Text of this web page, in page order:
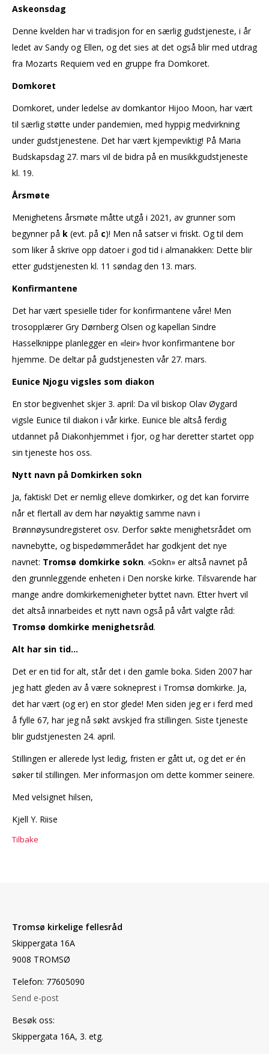
Askeonsdag
Denne kvelden har vi tradisjon for en særlig gudstjeneste, i år
ledet av Sandy og Ellen, og det sies at det også blir med utdrag
fra Mozarts Requiem ved en gruppe fra Domkoret.
Domkoret
Domkoret, under ledelse av domkantor Hijoo Moon, har vært
til særlig støtte under pandemien, med hyppig medvirkning
under gudstjenestene. Det har vært kjempeviktig! På Maria
Budskapsdag 27. mars vil de bidra på en musikkgudstjeneste
kl. 19.
Årsmøte
Menighetens årsmøte måtte utgå i 2021, av grunner som
begynner på k (evt. på c)! Men nå satser vi friskt. Og til dem
som liker å skrive opp datoer i god tid i almanakken: Dette blir
etter gudstjenesten kl. 11 søndag den 13. mars.
Konfirmantene
Det har vært spesielle tider for konfirmantene våre! Men
trosopplærer Gry Dørnberg Olsen og kapellan Sindre
Hasselknippe planlegger en «leir» hvor konfirmantene bor
hjemme. De deltar på gudstjenesten vår 27. mars.
Eunice Njogu vigsles som diakon
En stor begivenhet skjer 3. april: Da vil biskop Olav Øygard
vigsle Eunice til diakon i vår kirke. Eunice ble altså ferdig
utdannet på Diakonhjemmet i fjor, og har deretter startet opp
sin tjeneste hos oss.
Nytt navn på Domkirken sokn
Ja, faktisk! Det er nemlig elleve domkirker, og det kan forvirre
når et flertall av dem har nøyaktig samme navn i
Brønnøysundregisteret osv. Derfor søkte menighetsrådet om
navnebytte, og bispedømmerådet har godkjent det nye
navnet: Tromsø domkirke sokn. «Sokn» er altså navnet på
den grunnleggende enheten i Den norske kirke. Tilsvarende har
mange andre domkirkemenigheter byttet navn. Etter hvert vil
det altså innarbeides et nytt navn også på vårt valgte råd:
Tromsø domkirke menighetsråd.
Alt har sin tid…
Det er en tid for alt, står det i den gamle boka. Siden 2007 har
jeg hatt gleden av å være sokneprest i Tromsø domkirke. Ja,
det har vært (og er) en stor glede! Men siden jeg er i ferd med
å fylle 67, har jeg nå søkt avskjed fra stillingen. Siste tjeneste
blir gudstjenesten 24. april.
Stillingen er allerede lyst ledig, fristen er gått ut, og det er én
søker til stillingen. Mer informasjon om dette kommer seinere.
Med velsignet hilsen,
Kjell Y. Riise
Tilbake
Tromsø kirkelige fellesråd
Skippergata 16A
9008 TROMSØ
Telefon: 77605090
Send e-post
Besøk oss:
Skippergata 16A, 3. etg.